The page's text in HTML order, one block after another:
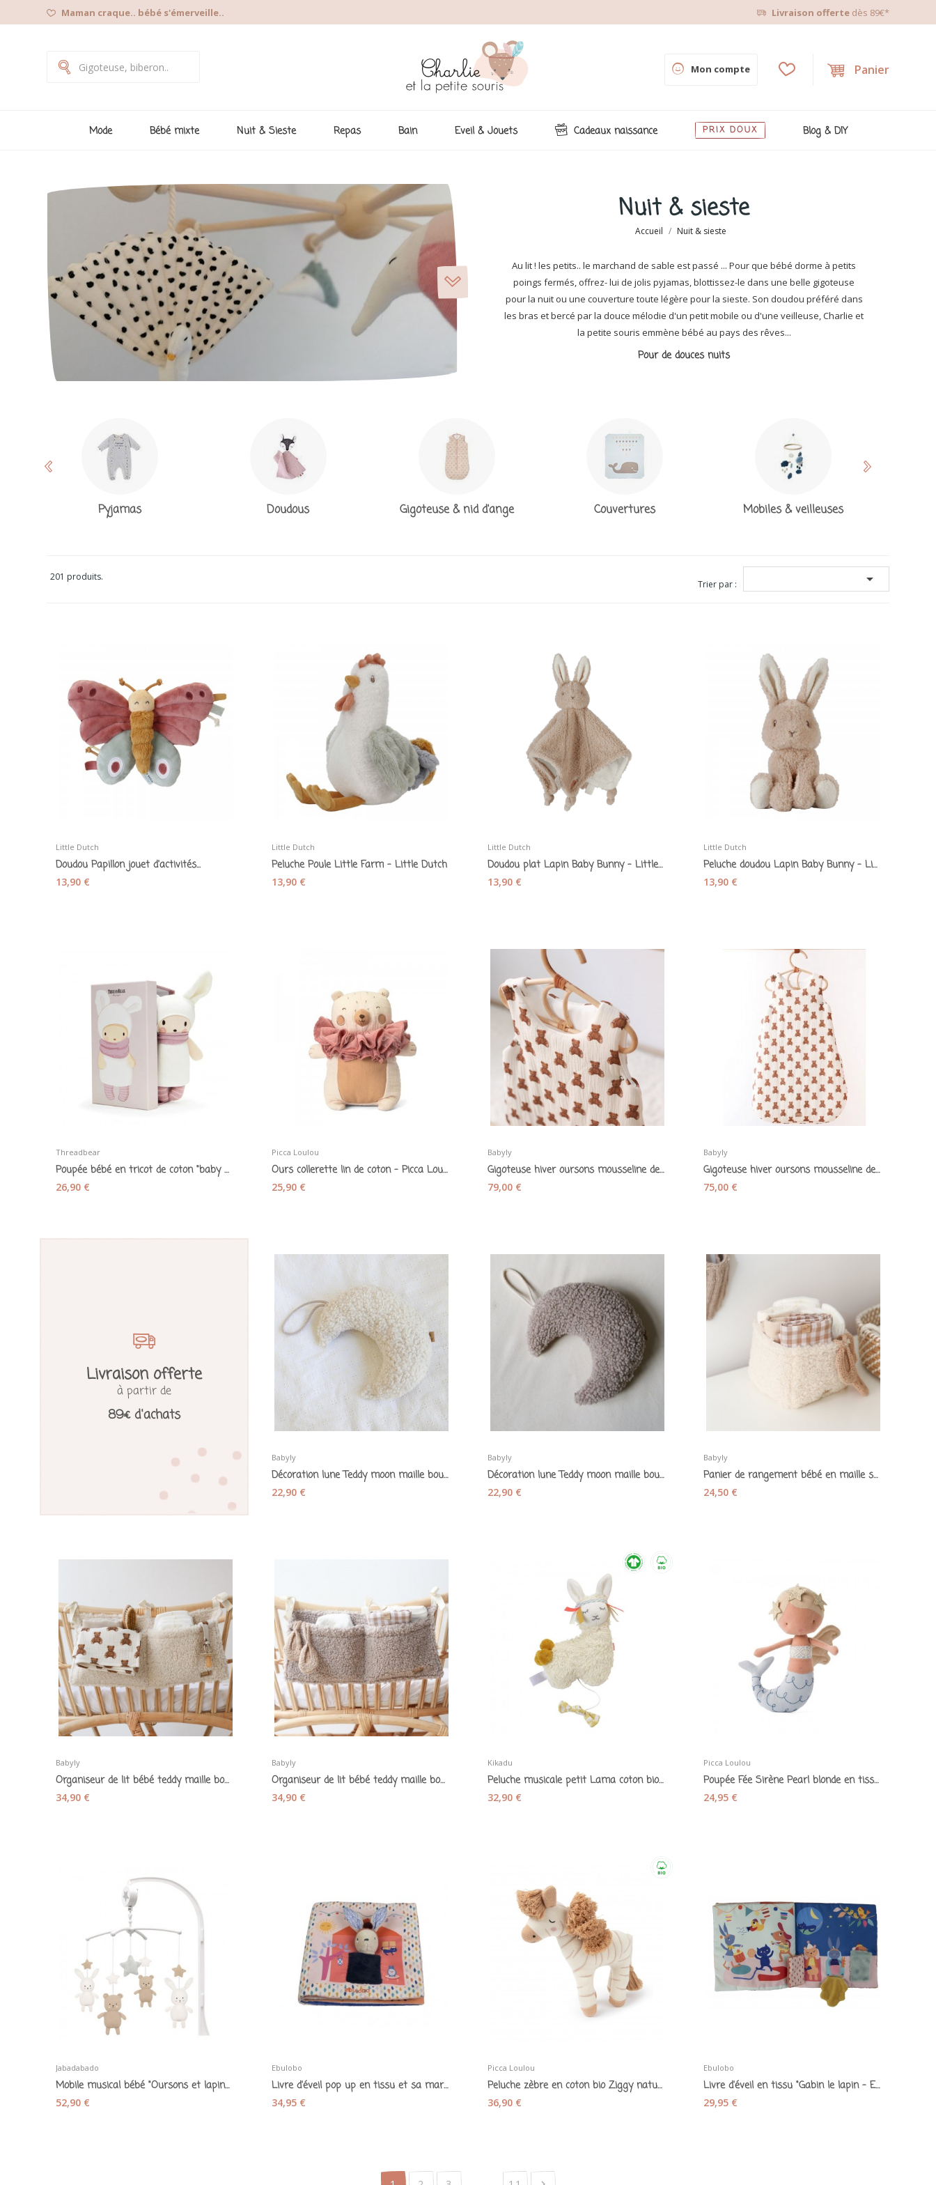
Maman craque.. bébé s'émerveille.. Livraison offerte dès 89€*
Panier
Mon compte
Mode Bébé mixte Nuit & Sieste Repas Bain Eveil & Jouets Cadeaux naissance PRIX DOUX Blog & DIY
Nuit & sieste
Accueil Nuit & sieste
Au lit ! les petits.. le marchand de sable est passé ... Pour que bébé dorme à petits
poings fermés, offrez- lui de jolis pyjamas, blottissez-le dans une belle gigoteuse
pour la nuit ou une couverture toute légère pour la sieste. Son doudou préféré dans
les bras et bercé par la douce mélodie d'un petit mobile ou d'une veilleuse, Charlie et
la petite souris emmène bébé au pays des rêves...
Pour de douces nuits
Pyjamas Doudous Gigoteuse & nid d'ange Couvertures Mobiles & veilleuses
201 produits.
Trier par : 
Little Dutch
Doudou Papillon jouet d'activités...
13,90 €
Little Dutch
Peluche Poule Little Farm - Little Dutch
13,90 €
Little Dutch
Doudou plat Lapin Baby Bunny - Little Dutch
13,90 €
Little Dutch
Peluche doudou Lapin Baby Bunny - Little Dutch
13,90 €
Threadbear
Poupée bébé en tricot de coton "baby Baba" -...
26,90 €
Picca Loulou
Ours collerette lin de coton - Picca Loulou
25,90 €
Babyly
Gigoteuse hiver oursons mousseline de coton...
79,00 €
Babyly
Gigoteuse hiver oursons mousseline de coton 0/6...
75,00 €
Livraison offerte
à partir de
89€ d'achats
Babyly
Décoration lune Teddy moon maille bouclette...
22,90 €
Babyly
Décoration lune Teddy moon maille bouclette...
22,90 €
Babyly
Panier de rangement bébé en maille sherpa...
24,50 €
Babyly
Organiseur de lit bébé teddy maille bouclette...
34,90 €
Babyly
Organiseur de lit bébé teddy maille bouclette...
34,90 €
Kikadu
Peluche musicale petit Lama coton bio - Kikadu
32,90 €
Picca Loulou
Poupée Fée Sirène Pearl blonde en tissu - Picca...
24,95 €
Jabadabado
Mobile musical bébé "Oursons et lapins" -...
52,90 €
Ebulobo
Livre d'éveil pop up en tissu et sa marionnette...
34,95 €
Picca Loulou
Peluche zèbre en coton bio Ziggy naturel -...
36,90 €
Ebulobo
Livre d'éveil en tissu "Gabin le lapin - Ebulobo
29,95 €